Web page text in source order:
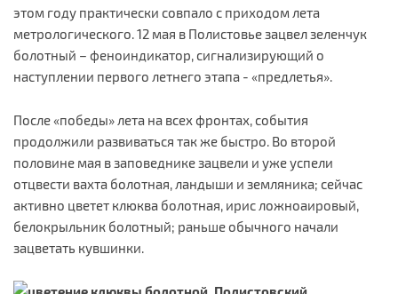
этом году практически совпало с приходом лета
метрологического. 12 мая в Полистовье зацвел зеленчук
болотный – феноиндикатор, сигнализирующий о
наступлении первого летнего этапа - «предлетья».
После «победы» лета на всех фронтах, события
продолжили развиваться так же быстро. Во второй
половине мая в заповеднике зацвели и уже успели
отцвести вахта болотная, ландыши и земляника; сейчас
активно цветет клюква болотная, ирис ложноаировый,
белокрыльник болотный; раньше обычного начали
зацветать кувшинки.